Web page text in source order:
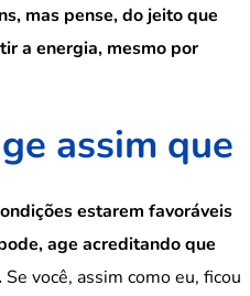
mas pense, do jeito que
a energia, mesmo por
assim que
estarem favoráveis
age acreditando que
Se você, assim como eu, ficou